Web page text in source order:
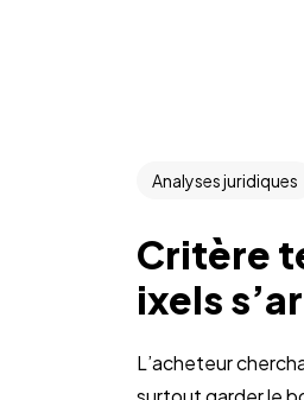
Analyses juridiques
Critère
ixels
L’acheteur